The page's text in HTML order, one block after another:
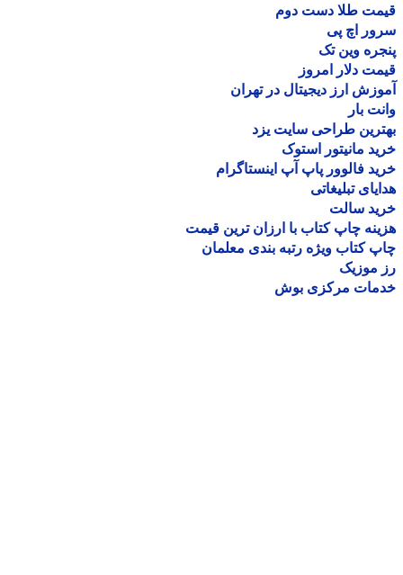
طلا دست دوم
اچ پی
وین تک
دلار امروز
ارز دیجیتال در تهران
بار
طراحی سایت یزد
مانیتور استوک
فالوور پاپ آپ اینستاگرام
تبلیغاتی
سالت
چاپ کتاب با ارزان ترین قیمت
کتاب ویژه رتبه بندی معلمان
موزیک
مرکزی بوش